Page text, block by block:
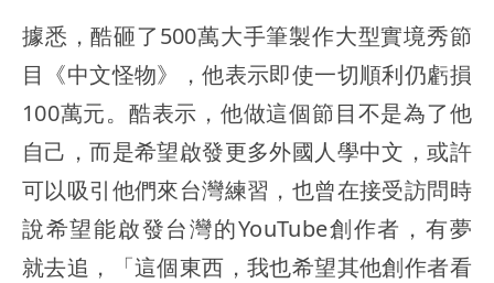
據悉，酷砸了500萬大手筆製作大型實境秀節
目《中文怪物》，他表示即使一切順利仍虧損
100萬元。酷表示，他做這個節目不是為了他
自己，而是希望啟發更多外國人學中文，或許
可以吸引他們來台灣練習，也曾在接受訪問時
說希望能啟發台灣的YouTube創作者，有夢
就去追，「這個東西，我也希望其他創作者看